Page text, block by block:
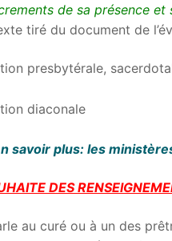
de sa présence
tiré du document de
presbytérale,
diaconale
savoir plus: les
DES
au curé ou à un des